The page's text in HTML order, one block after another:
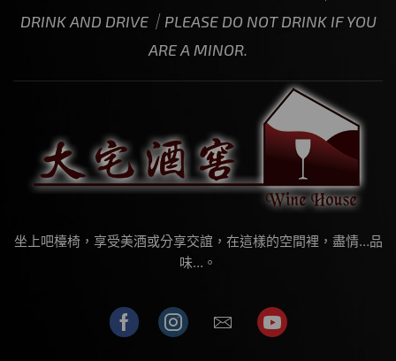
DRINK AND DRIVE｜PLEASE DO NOT DRINK IF YOU
ARE A MINOR.
坐上吧檯椅，享受美酒或分享交誼，在這樣的空間裡，盡情…品
味…。